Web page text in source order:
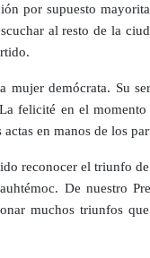
por supuesto
al resto de la
mujer demócrata. Su
felicité en el
en manos de los
reconocer el triunfo
De nuestro
muchos triunfos